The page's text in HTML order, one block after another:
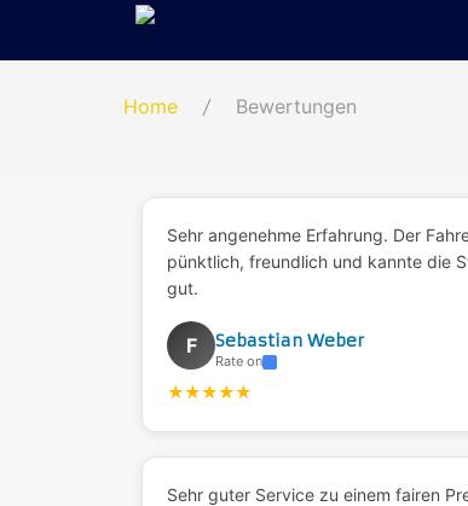
Home / Bewertungen
Sehr angenehme Erfahrung. Der
pünktlich, freundlich und kannte die
gut.
F Sebastian Weber
Rate on
★★★★★
Sehr guter Service zu einem fairen